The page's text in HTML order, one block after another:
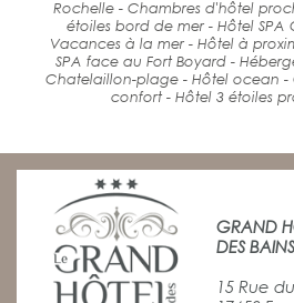
Rochelle - Chambres d'hôtel
étoiles bord de mer - Hôtel SPA
Vacances à la mer - Hôtel à
SPA face au Fort Boyard -
Chatelaillon-plage - Hôtel ocean
confort - Hôtel 3 étoiles
GRAND
DES
15 Rue